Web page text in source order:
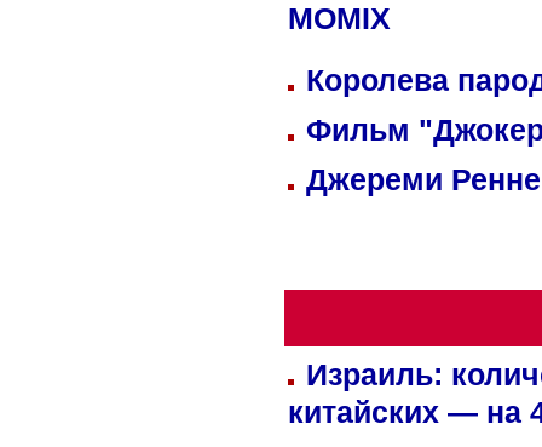
MOMIX
Королева
Фильм
Джереми
Израиль:
китайских — на